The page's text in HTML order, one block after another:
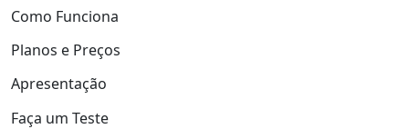
Como Funciona
Planos e Preços
Apresentação
Faça um Teste